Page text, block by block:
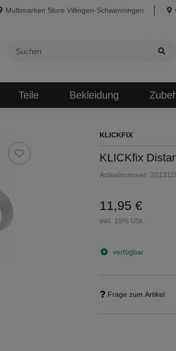
Multimarken Store Villingen-Schwenningen
Teile Bekleidung
KLICKFIX
KLICKfix
Artikelnummer:
11,95 €
inkl. 19% USt.
verfügbar
Frage zum Artikel